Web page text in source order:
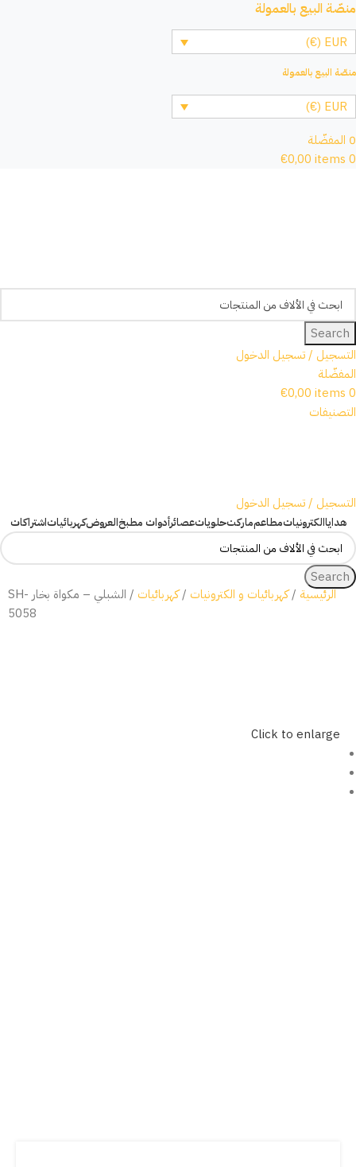
منصّة البيع بالعمولة
EUR (€)
منصّة البيع بالعمولة
EUR (€)
0 المفضّلة
0
items
€0,00
Search
التسجيل / تسجيل الدخول
المفضّلة
0
items
€0,00
التصنيفات
التسجيل / تسجيل الدخول
هداياالكترونياتمطاعمماركتحلوياتعصائرأدوات مطبخالعروضكهربائياتاشتراكات
Search
الرئيسية
كهربائيات و الكترونيات كهربائيات
الشبلي – مكواة بخار SH-
5058
Click to enlarge